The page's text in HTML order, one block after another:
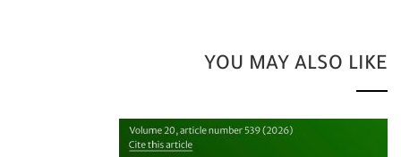
YOU MAY ALSO LIKE